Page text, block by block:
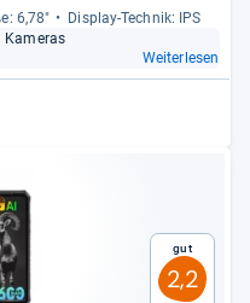
6,78"
Dis­play-​Tech­nik: IPS
Kame­ras
Weiterlesen
Gut
2,2